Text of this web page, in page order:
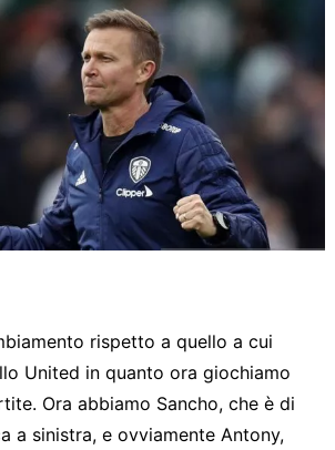
rispetto a quello a cui
United in quanto ora giochiamo
Ora abbiamo Sancho, che è di
a sinistra, e ovviamente Antony,